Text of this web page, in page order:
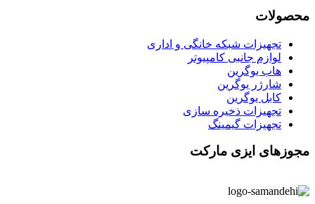
محصولات
تجهیزات شبکه خانگی و اداری
لوازم جانبی کامپیوتر
هاب یوگرین
شارژر یوگرین
کابل یوگرین
تجهیزات ذخیره سازی
تجهیزات گیمینگ
مجوزهای ایزی مارکت